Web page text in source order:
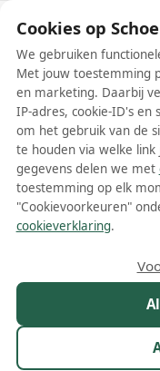
Zwarte Marc
Meer lezen
34 resultaten:
Cookies op
We gebruiken
Met jouw toestemming
en marketing. Daarbij
IP-adres, cookie-ID's en
om het gebruik van de
te houden via welke
gegevens delen we met
toestemming op elk
"Cookievoorkeuren"
cookieverklaring.